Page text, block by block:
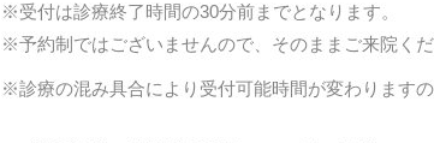
※受付は診療終了時間の30分前までとなります。
※予約制ではございませんので、そのままご来院く
※診療の混み具合により受付可能時間が変わります